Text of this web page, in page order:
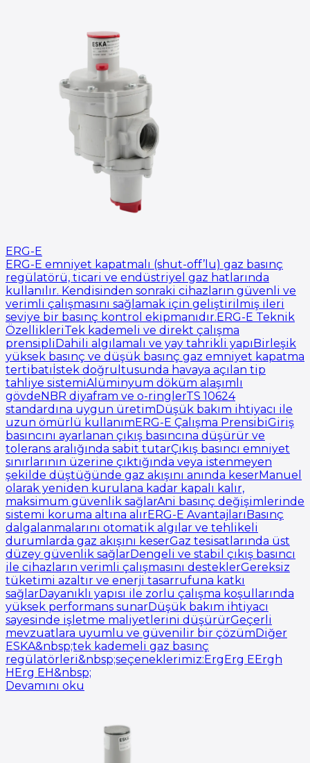
ERG-E
ERG-E emniyet kapatmalı (shut-off’lu) gaz basınç
regülatörü, ticari ve endüstriyel gaz hatlarında
kullanılır. Kendisinden sonraki cihazların güvenli ve
verimli çalışmasını sağlamak için geliştirilmiş ileri
seviye bir basınç kontrol ekipmanıdır.ERG-E Teknik
ÖzellikleriTek kademeli ve direkt çalışma
prensipliDahili algılamalı ve yay tahrikli yapıBirleşik
yüksek basınç ve düşük basınç gaz emniyet kapatma
tertibatıİstek doğrultusunda havaya açılan tip
tahliye sistemiAlüminyum döküm alaşımlı
gövdeNBR diyafram ve o-ringlerTS 10624
standardına uygun üretimDüşük bakım ihtiyacı ile
uzun ömürlü kullanımERG-E Çalışma PrensibiGiriş
basıncını ayarlanan çıkış basıncına düşürür ve
tolerans aralığında sabit tutarÇıkış basıncı emniyet
sınırlarının üzerine çıktığında veya istenmeyen
şekilde düştüğünde gaz akışını anında keserManuel
olarak yeniden kurulana kadar kapalı kalır,
maksimum güvenlik sağlarAni basınç değişimlerinde
sistemi koruma altına alırERG-E AvantajlarıBasınç
dalgalanmalarını otomatik algılar ve tehlikeli
durumlarda gaz akışını keserGaz tesisatlarında üst
düzey güvenlik sağlarDengeli ve stabil çıkış basıncı
ile cihazların verimli çalışmasını desteklerGereksiz
tüketimi azaltır ve enerji tasarrufuna katkı
sağlarDayanıklı yapısı ile zorlu çalışma koşullarında
yüksek performans sunarDüşük bakım ihtiyacı
sayesinde işletme maliyetlerini düşürürGeçerli
mevzuatlara uyumlu ve güvenilir bir çözümDiğer
ESKA&nbsp;tek kademeli gaz basınç
regülatörleri&nbsp;seçeneklerimiz:ErgErg EErgh
HErg EH&nbsp;
Devamını oku